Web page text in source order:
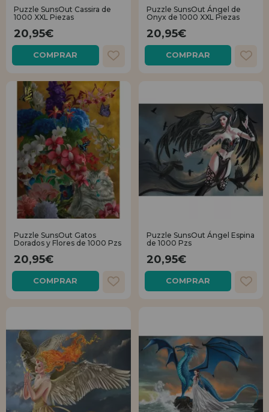
Puzzle SunsOut Cassira de
1000 XXL Piezas
20,95€
COMPRAR
Puzzle SunsOut Ángel de
Onyx de 1000 XXL Piezas
20,95€
COMPRAR
Puzzle SunsOut Gatos
Dorados y Flores de 1000 Pzs
20,95€
COMPRAR
Puzzle SunsOut Ángel Espina
de 1000 Pzs
20,95€
COMPRAR